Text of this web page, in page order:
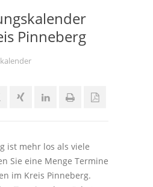
Pinneberg
ist mehr los als viele
Sie eine Menge Termine
im Kreis Pinneberg.